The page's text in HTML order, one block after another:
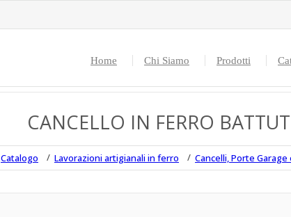
Home Chi Siamo Prodotti
CANCELLO IN FERRO
Catalogo Lavorazioni artigianali in ferro Cancelli, Porte